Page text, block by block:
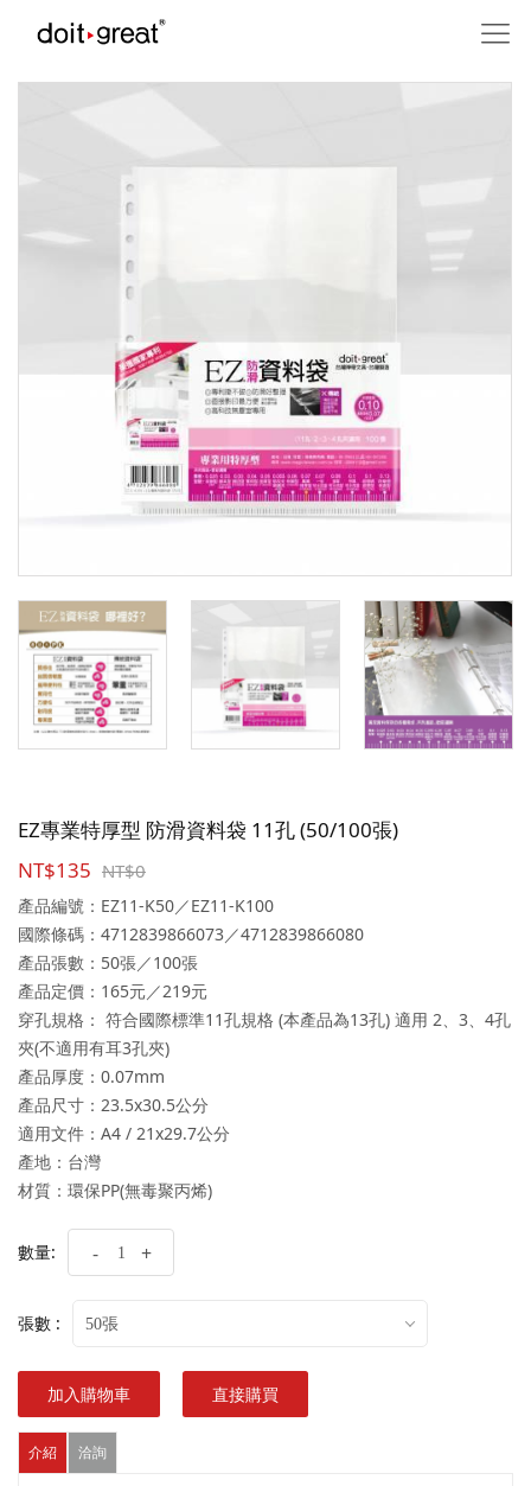
EZ專業特厚型 防滑資料袋 11孔 (50/100張)
NT$135 NT$0
產品編號：EZ11-K50／EZ11-K100
國際條碼：4712839866073／4712839866080
產品張數：50張／100張
產品定價：165元／219元
穿孔規格： 符合國際標準11孔規格 (本產品為13孔) 適用 2、3、4孔
夾(不適用有耳3孔夾)
產品厚度：0.07mm
產品尺寸：23.5x30.5公分
適用文件：A4 / 21x29.7公分
產地：台灣
材質：環保PP(無毒聚丙烯)
數量: - +
張數 : 50張
加入購物車 直接購買
介紹 洽詢